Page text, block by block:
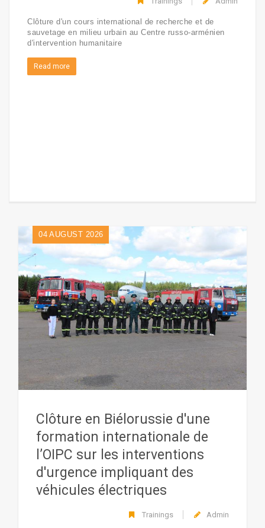
Clôture d'un cours international de recherche et de
sauvetage en milieu urbain au Centre russo-arménien
d'intervention humanitaire
Read more
04 AUGUST 2026
Clôture en Biélorussie d'une
formation internationale de
l’OIPC sur les interventions
d'urgence impliquant des
véhicules électriques
Trainings Admin